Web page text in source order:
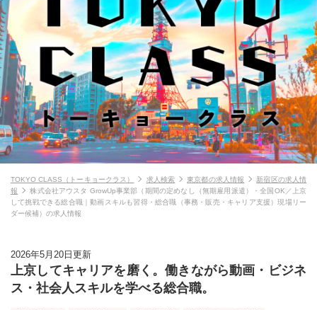
TOKYO CLASS（トーキョークラス） 求人検索 東京都の求人情報
新宿区の求人情
報
株式会社アウスタ GrowUp事業部（期間の定めなし（無期雇用派遣）・全国OK／上京
して挑戦できる総合職｜動画スキルも習得・総合職（事務・販売・キャリア支援）現場リー
ダー候補）の求人情報
2026年5月20日更新
上京してキャリアを磨く。働きながら動画・ビジネ
ス・社会人スキルを学べる総合職。